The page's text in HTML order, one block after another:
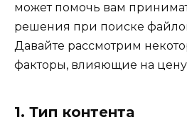
может помочь вам
решения при поиске
Давайте рассмотрим
факторы, влияющие на
1. Тип контента